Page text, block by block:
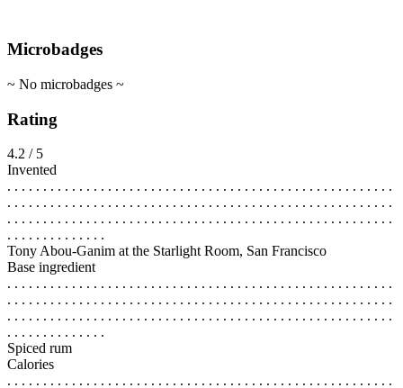
Microbadges
~ No microbadges ~
Rating
4.2 / 5
Invented
. . . . . . . . . . . . . . . . . . . . . . . . . . . . . . . . . . . . . . . . . . . . . . . . . . . . . .
. . . . . . . . . . . . . . . . . . . . . . . . . . . . . . . . . . . . . . . . . . . . . . . . . . . . . .
. . . . . . . . . . . . . . . . . . . . . . . . . . . . . . . . . . . . . . . . . . . . . . . . . . . . . .
. . . . . . . . . . . . . .
Tony Abou-Ganim at the Starlight Room, San Francisco
Base ingredient
. . . . . . . . . . . . . . . . . . . . . . . . . . . . . . . . . . . . . . . . . . . . . . . . . . . . . .
. . . . . . . . . . . . . . . . . . . . . . . . . . . . . . . . . . . . . . . . . . . . . . . . . . . . . .
. . . . . . . . . . . . . . . . . . . . . . . . . . . . . . . . . . . . . . . . . . . . . . . . . . . . . .
. . . . . . . . . . . . . .
Spiced rum
Calories
. . . . . . . . . . . . . . . . . . . . . . . . . . . . . . . . . . . . . . . . . . . . . . . . . . . . . .